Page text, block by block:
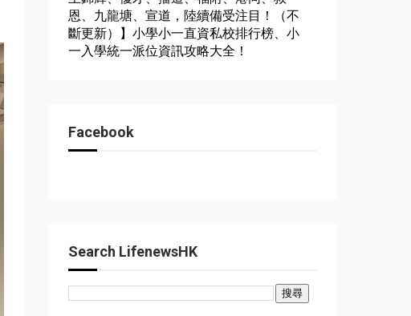
恩、九龍塘、宣道，陸續備受注目！（不
斷更新）】小學小一直資私校排行榜、小
一入學統一派位資訊攻略大全！
Facebook
Search LifenewsHK